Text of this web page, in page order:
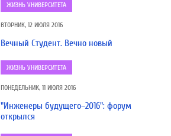
ЖИЗНЬ УНИВЕРСИТЕТА
ВТОРНИК, 12 ИЮЛЯ 2016
Вечный Студент. Вечно новый
ЖИЗНЬ УНИВЕРСИТЕТА
ПОНЕДЕЛЬНИК, 11 ИЮЛЯ 2016
"Инженеры будущего–2016": форум
открылся